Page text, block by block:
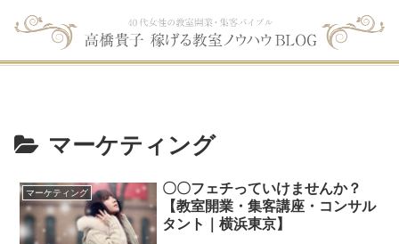
マーケティング
マーケティング
〇〇フェチっていけませんか？
【教室開業・集客講座・コンサル
タント｜横浜東京】